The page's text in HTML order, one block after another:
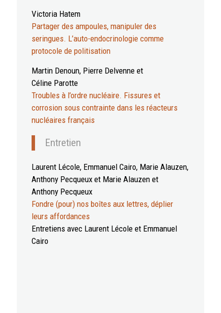
Victoria Hatem
Partager des ampoules, manipuler des
seringues. L’auto-endocrinologie comme
protocole de politisation
Martin Denoun, Pierre Delvenne et
Céline Parotte
Troubles à l’ordre nucléaire. Fissures et
corrosion sous contrainte dans les réacteurs
nucléaires français
Entretien
Laurent Lécole, Emmanuel Cairo, Marie Alauzen,
Anthony Pecqueux et Marie Alauzen et
Anthony Pecqueux
Fondre (pour) nos boîtes aux lettres, déplier
leurs affordances
Entretiens avec Laurent Lécole et Emmanuel
Cairo